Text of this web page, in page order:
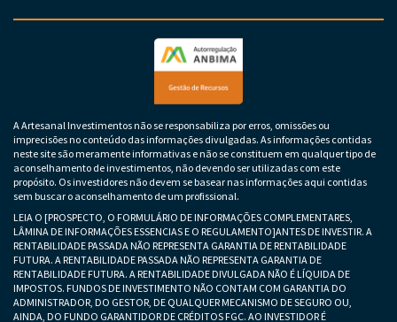
A Artesanal Investimentos não se responsabiliza por erros, omissões ou
imprecisões no conteúdo das informações divulgadas. As informações contidas
neste site são meramente informativas e não se constituem em qualquer tipo de
aconselhamento de investimentos, não devendo ser utilizadas com este
propósito. Os investidores não devem se basear nas informações aqui contidas
sem buscar o aconselhamento de um profissional.
LEIA O [PROSPECTO, O FORMULÁRIO DE INFORMAÇÕES COMPLEMENTARES,
LÂMINA DE INFORMAÇÕES ESSENCIAS E O REGULAMENTO]ANTES DE INVESTIR. A
RENTABILIDADE PASSADA NÃO REPRESENTA GARANTIA DE RENTABILIDADE
FUTURA. A RENTABILIDADE PASSADA NÃO REPRESENTA GARANTIA DE
RENTABILIDADE FUTURA. A RENTABILIDADE DIVULGADA NÃO É LÍQUIDA DE
IMPOSTOS. FUNDOS DE INVESTIMENTO NÃO CONTAM COM GARANTIA DO
ADMINISTRADOR, DO GESTOR, DE QUALQUER MECANISMO DE SEGURO OU,
AINDA, DO FUNDO GARANTIDOR DE CRÉDITOS FGC. AO INVESTIDOR É